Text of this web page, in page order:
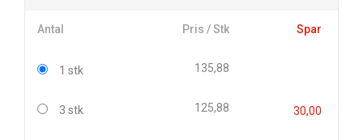
Antal Pris / Stk Spar
1 stk 135,88
3 stk 125,88 30,00